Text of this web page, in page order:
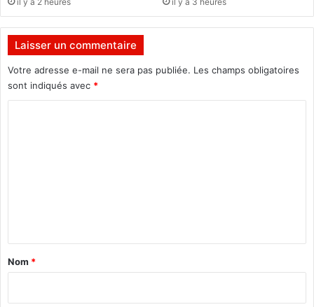
a
i
g
o
e
d
e
t
t
i
o
n
o
Laisser un commentaire
Votre adresse e-mail ne sera pas publiée. Les champs obligatoires
sont indiqués avec *
a
Nom *